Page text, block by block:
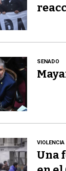
SENADO
Una